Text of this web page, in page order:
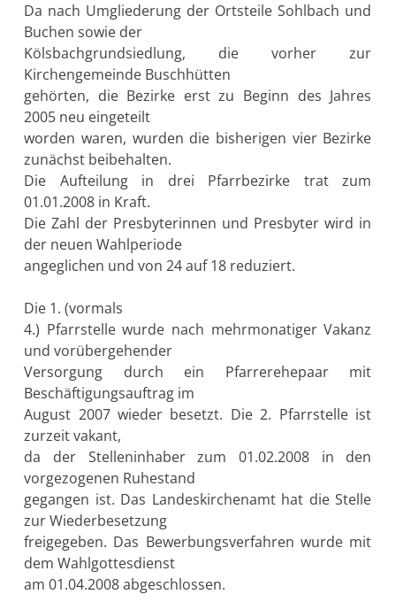
Da nach Umgliederung der Ortsteile Sohlbach und
Buchen sowie der
Kölsbachgrundsiedlung, die vorher zur
Kirchengemeinde Buschhütten
gehörten, die Bezirke erst zu Beginn des Jahres
2005 neu eingeteilt
worden waren, wurden die bisherigen vier Bezirke
zunächst beibehalten.
Die Aufteilung in drei Pfarrbezirke trat zum
01.01.2008 in Kraft.
Die Zahl der Presbyterinnen und Presbyter wird in
der neuen Wahlperiode
angeglichen und von 24 auf 18 reduziert.
Die 1. (vormals
4.) Pfarrstelle wurde nach mehrmonatiger Vakanz
und vorübergehender
Versorgung durch ein Pfarrerehepaar mit
Beschäftigungsauftrag im
August 2007 wieder besetzt. Die 2. Pfarrstelle ist
zurzeit vakant,
da der Stelleninhaber zum 01.02.2008 in den
vorgezogenen Ruhestand
gegangen ist. Das Landeskirchenamt hat die Stelle
zur Wiederbesetzung
freigegeben. Das Bewerbungsverfahren wurde mit
dem Wahlgottesdienst
am 01.04.2008 abgeschlossen.